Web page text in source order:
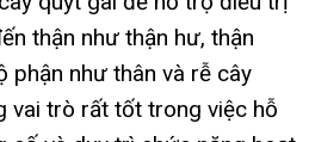
thận như thận hư, thận
phận như thân và rễ cây
vai trò rất tốt trong việc hỗ